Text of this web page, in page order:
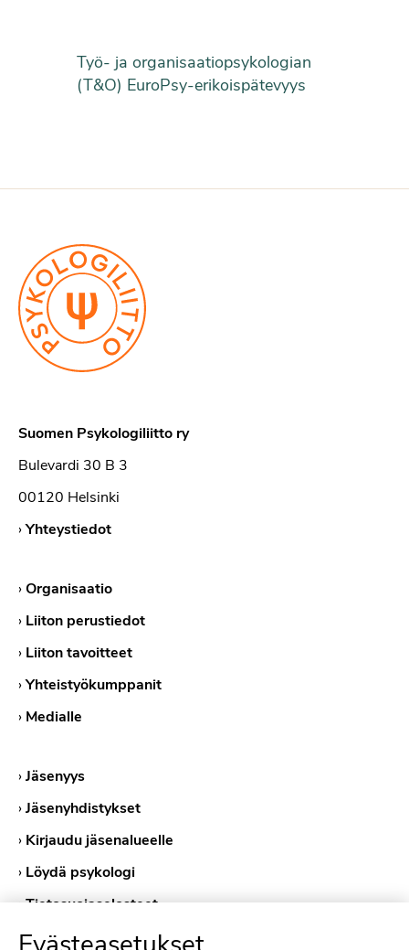
Työ- ja organisaatiopsykologian
(T&O) EuroPsy-erikoispätevyys
Suomen Psykologiliitto ry
Bulevardi 30 B 3
00120 Helsinki
›Yhteystiedot
›Organisaatio
› Liiton perustiedot
› Liiton tavoitteet
›Yhteistyökumppanit
› Medialle
›Jäsenyys
›Jäsenyhdistykset
› Kirjaudu jäsenalueelle
› Löydä psykologi
›Tietosuojaselosteet
›Evästekäytännöt